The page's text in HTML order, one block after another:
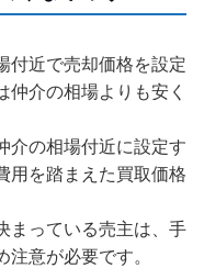
付近で売却価格を設定
介の相場よりも安く
介の相場付近に設定す
用を踏まえた買取価格
まっている売主は、手
意が必要です。